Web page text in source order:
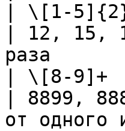
| \[1-
| 12, 15,
раза
| \[8-
| 8899,
от одного